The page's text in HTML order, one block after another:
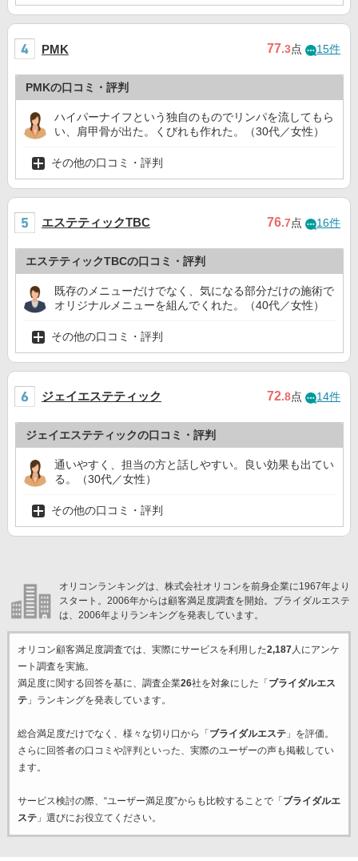
PMK 77.3点 15件
PMKの口コミ・評判
ハイパーナイフという独自のものでリンパを流してもら
い、肩甲骨が出た。くびれも作れた。（30代／女性）
その他の口コミ・評判
エステティックTBC 76.7点 16件
エステティックTBCの口コミ・評判
既存のメニューだけでなく、気になる部分だけの施術で
オリジナルメニューを組んでくれた。（40代／女性）
その他の口コミ・評判
ジェイエステティック 72.8点 14件
ジェイエステティックの口コミ・評判
通いやすく、担当の方と話しやすい。良い効果も出てい
る。（30代／女性）
その他の口コミ・評判
オリコンランキングは、株式会社オリコンを前身企業に1967年より
スタート。2006年からは顧客満足度調査を開始。ブライダルエステ
は、2006年よりランキングを発表しています。
オリコン顧客満足度調査では、実際にサービスを利用した2,187人にアンケ
ート調査を実施。
満足度に関する回答を基に、調査企業26社を対象にした「 ブライダルエス
テ」ランキングを発表しています。
総合満足度だけでなく、様々な切り口から「 ブライダルエステ」を評価。
さらに回答者の口コミや評判といった、実際のユーザーの声も掲載してい
ます。
サービス検討の際、“ユーザー満足度”からも比較することで「 ブライダルエ
ステ」選びにお役立てください。